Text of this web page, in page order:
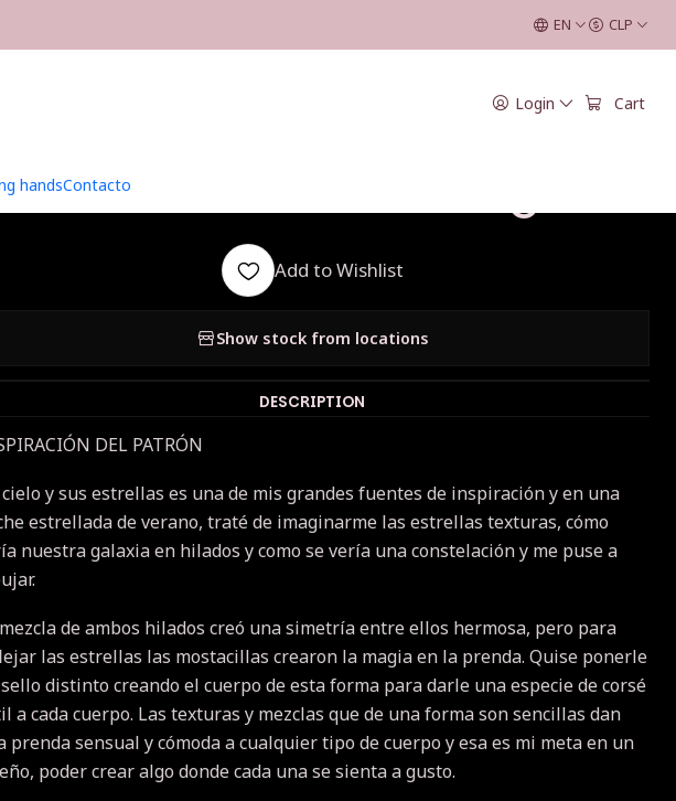
Login Cart
handsContacto
EN CLP
Kit Top Constelación -
Petróleo Talla 1, 2 y 3
Add to Wishlist
Show stock from locations
DESCRIPTION
DEL PATRÓN
y sus estrellas es una de mis grandes fuentes de inspiración y en una
estrellada de verano, traté de imaginarme las estrellas texturas, cómo
nuestra galaxia en hilados y como se vería una constelación y me puse a
de ambos hilados creó una simetría entre ellos hermosa, pero para
las estrellas las mostacillas crearon la magia en la prenda. Quise ponerle
distinto creando el cuerpo de esta forma para darle una especie de corsé
a cada cuerpo. Las texturas y mezclas que de una forma son sencillas dan
prenda sensual y cómoda a cualquier tipo de cuerpo y esa es mi meta en un
poder crear algo donde cada una se sienta a gusto.